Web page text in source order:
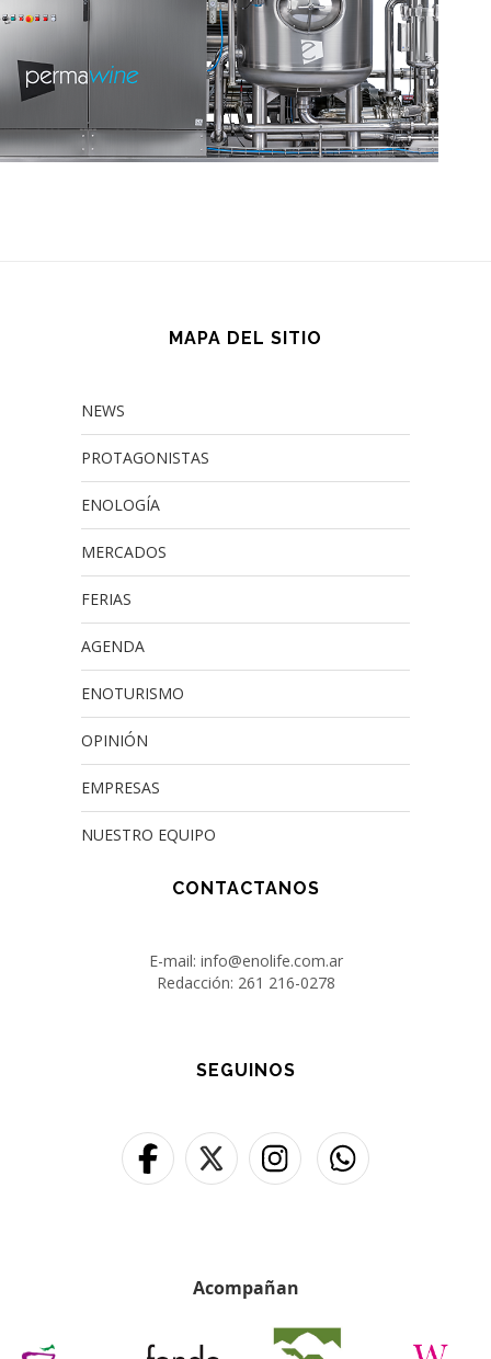
MAPA DEL SITIO
NEWS
PROTAGONISTAS
ENOLOGÍA
MERCADOS
FERIAS
AGENDA
ENOTURISMO
OPINIÓN
EMPRESAS
NUESTRO EQUIPO
CONTACTANOS
E-mail: info@enolife.com.ar
Redacción: 261 216-0278
SEGUINOS
Acompañan